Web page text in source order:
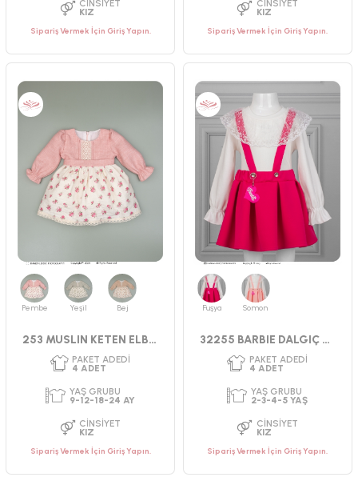
PAKET ADEDI
4ADET
YAŞ GRUBU
2-3-4-5 YAŞ
PAKET ADEDI
4ADET
YAŞ GRUBU
2-3-4-5 YAŞ
CINSIYET
KIZ
Sipariş Vermek İçin Giriş Yapın. Sipariş Vermek İçin Giriş Yapın.
Pembe Yeşil Bej
253 MUSLIN KETEN ELBİSE 9-24 AY
Sipariş Vermek İçin Giriş Yapın.
Fuşya Somon
32255 BARBIE DALGIÇ ELBİSE 2-3-4-5
Sipariş Vermek İçin Giriş Yapın.